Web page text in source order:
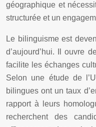
géographique et
structurée et un
Le bilinguisme est
d’aujourd’hui. Il ouvre
facilite les échanges
Selon une étude de
bilingues ont un taux
rapport à leurs
recherchent des